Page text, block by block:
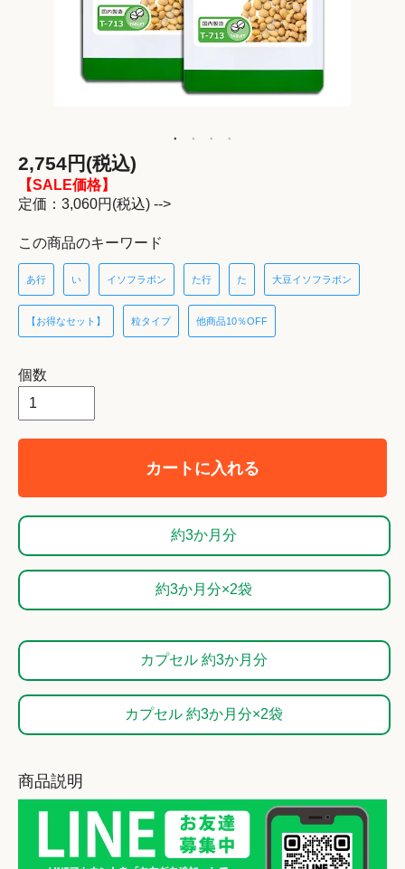
2,754円(税込)
【SALE価格】
定価：3,060円(税込) -->
この商品のキーワード
あ行 い イソフラボン た行 た 大豆イソフラボン
【お得なセット】 粒タイプ 他商品10％OFF
個数
カートに入れる
約3か月分
約3か月分×2袋
カプセル 約3か月分
カプセル 約3か月分×2袋
商品説明